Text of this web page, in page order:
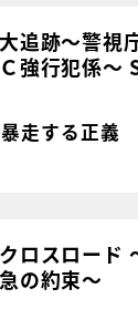
大追跡～警視
Ｃ強行犯係～
走する正義
クロスロード
急の約束～